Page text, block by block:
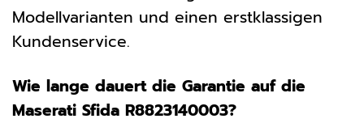
Modellvarianten und einen erstklassigen
Kundenservice.
Wie lange dauert die Garantie auf die
Maserati Sfida R8823140003?